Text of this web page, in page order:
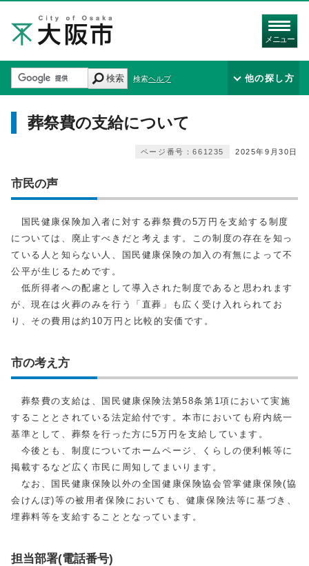
メニュー
検索 検索ヘルプ 他の探し方
葬祭費の支給について
2025年9月30日
ページ番号：661235
市民の声
国民健康保険加入者に対する葬祭費の5万円を支給する制度
については、廃止すべきだと考えます。この制度の存在を知っ
ている人と知らない人、国民健康保険の加入の有無によって不
公平が生じるためです。
低所得者への配慮として導入された制度であると思われます
が、現在は火葬のみを行う「直葬」も広く受け入れられてお
り、その費用は約10万円と比較的安価です。
市の考え方
葬祭費の支給は、国民健康保険法第58条第1項において実施
することとされている法定給付です。本市においても府内統一
基準として、葬祭を行った方に5万円を支給しています。
今後とも、制度についてホームページ、くらしの便利帳等に
掲載するなど広く市民に周知してまいります。
なお、国民健康保険以外の全国健康保険協会管掌健康保険(協
会けんぽ)等の被用者保険においても、健康保険法等に基づき、
埋葬料等を支給することとなっています。
担当部署(電話番号)